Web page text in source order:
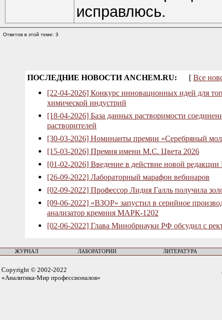
исправлюсь.
Ответов в этой теме: 3
ПОСЛЕДНИЕ НОВОСТИ ANCHEM.RU: [ Все
[22-04-2026] Конкурс инновационных идей для
химической индустрий
[18-04-2026] База данных растворимости
растворителей
[30-03-2026] Номинанты премии «Серебряный
[15-03-2026] Премия имени М.С. Цвета 2026
[01-02-2026] Введение в действие новой
[26-09-2022] Лабораторный марафон вебинаров
[02-09-2022] Профессор Лидия Галль получила
[09-06-2022] «ВЗОР» запустил в серийное
анализатор кремния МАРК-1202
[02-06-2022] Глава Минобрнауки РФ обсудил с
ЖУРНАЛ ЛАБОРАТОРИИ ЛИТЕРАТУРА
Copyright © 2002-2022
«Аналитика-Мир профессионалов»